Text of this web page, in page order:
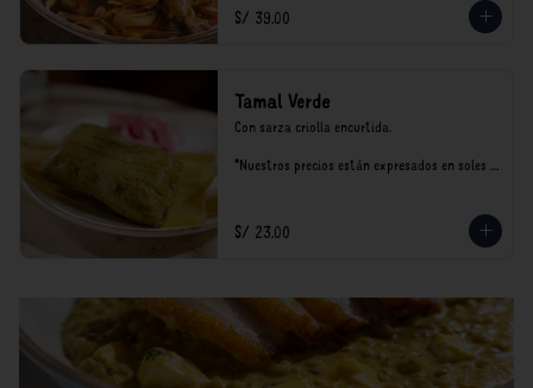
S/ 39.00
Tamal Verde
Con sarza criolla encurtida.
*Nuestros precios están expresados en soles e
S/ 23.00